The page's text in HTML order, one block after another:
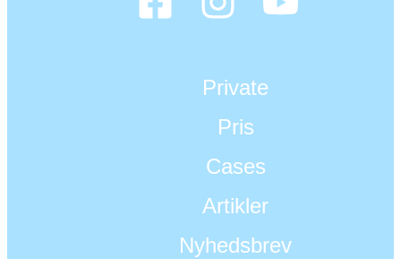
Private
Pris
Cases
Artikler
Nyhedsbrev